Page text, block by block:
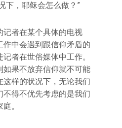
下，耶稣会怎么做？”
记者在某个具体的电视
作中会遇到跟信仰矛盾的
者在世俗媒体中工作。
如果不放弃信仰就不可能
这样的状况下，无论我们
不得不优先考虑的是我们
。